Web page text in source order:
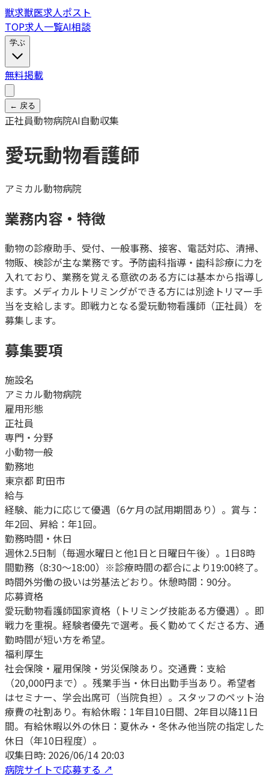
獣求獣医求人ポスト
TOP求人一覧AI相談
学ぶ
無料掲載
← 戻る
正社員動物病院AI自動収集
愛玩動物看護師
アミカル動物病院
業務内容・特徴
動物の診療助手、受付、一般事務、接客、電話対応、清掃、
物販、検診が主な業務です。予防歯科指導・歯科診療に力を
入れており、業務を覚える意欲のある方には基本から指導し
ます。メディカルトリミングができる方には別途トリマー手
当を支給します。即戦力となる愛玩動物看護師（正社員）を
募集します。
募集要項
施設名
アミカル動物病院
雇用形態
正社員
専門・分野
小動物一般
勤務地
東京都 町田市
給与
経験、能力に応じて優遇（6ケ月の試用期間あり）。賞与：
年2回、昇給：年1回。
勤務時間・休日
週休2.5日制（毎週水曜日と他1日と日曜日午後）。1日8時
間勤務（8:30～18:00）※診療時間の都合により19:00終了。
時間外労働の扱いは労基法どおり。休憩時間：90分。
応募資格
愛玩動物看護師国家資格（トリミング技能ある方優遇）。即
戦力を重視。経験者優先で選考。長く勤めてくださる方、通
勤時間が短い方を希望。
福利厚生
社会保険・雇用保険・労災保険あり。交通費：支給
（20,000円まで）。残業手当・休日出勤手当あり。希望者
はセミナー、学会出席可（当院負担）。スタッフのペット治
療費の社割あり。有給休暇：1年目10日間、2年目以降11日
間。有給休暇以外の休日：夏休み・冬休み他当院の指定した
休日（年10日程度）。
収集日時: 2026/06/14 20:03
病院サイトで応募する ↗